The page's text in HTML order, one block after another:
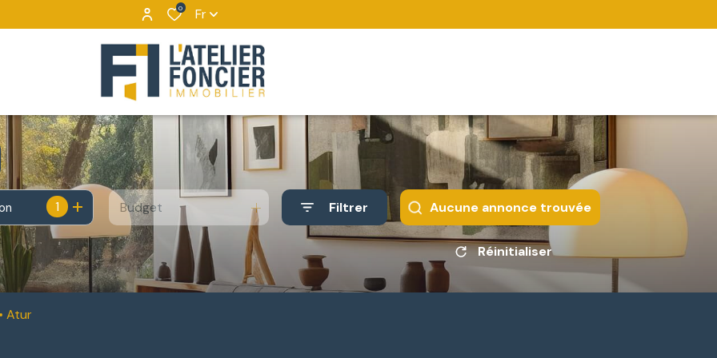
0 Fr
1 Budget Filtrer Aucune annonce trouvée
Réinitialiser
Atur